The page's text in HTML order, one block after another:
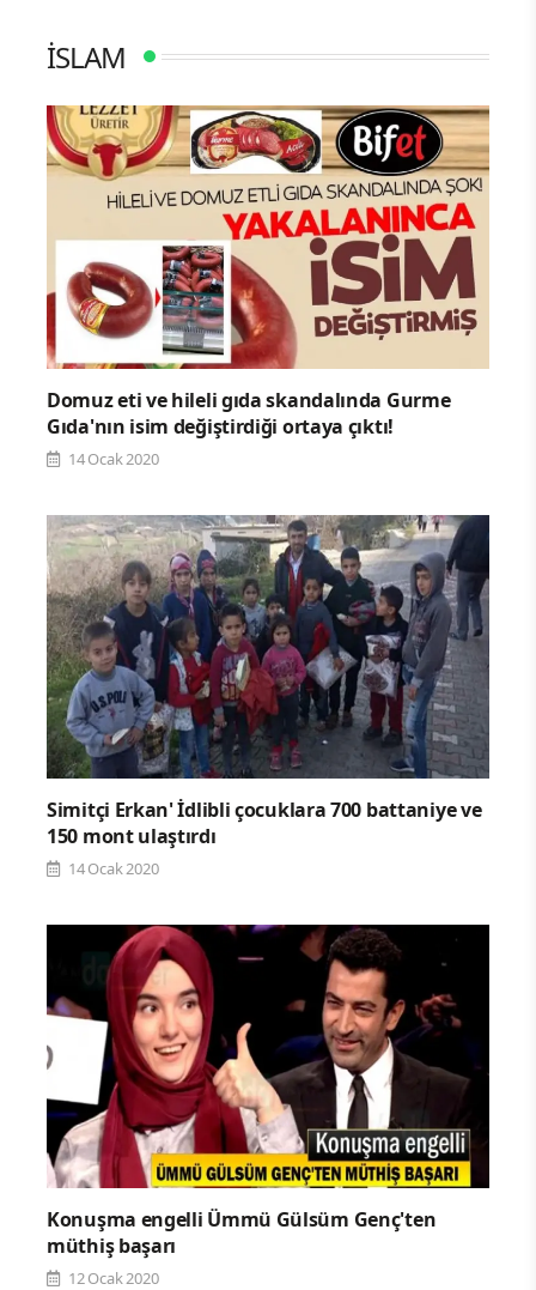
İSLAM
Domuz eti ve hileli gıda skandalında Gurme
Gıda'nın isim değiştirdiği ortaya çıktı!
14 Ocak 2020
Simitçi Erkan' İdlibli çocuklara 700 battaniye ve
150 mont ulaştırdı
14 Ocak 2020
Konuşma engelli Ümmü Gülsüm Genç'ten
müthiş başarı
12 Ocak 2020